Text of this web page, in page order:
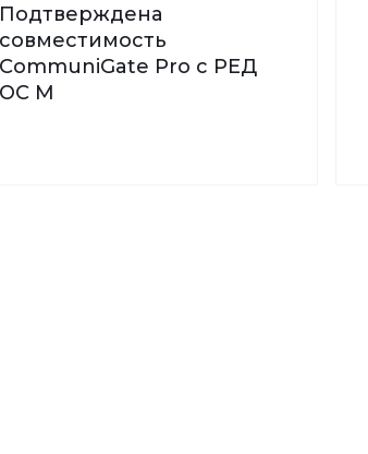
Подтверждена
совместимость
CommuniGate Pro с РЕД
ОС М